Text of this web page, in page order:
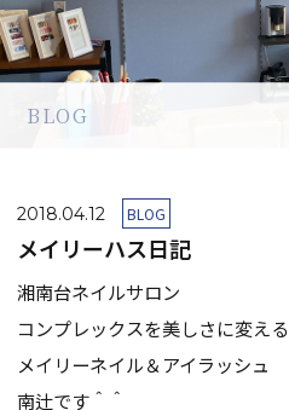
BLOG
2018.04.12 BLOG
メイリーハス日記
湘南台ネイルサロン
コンプレックスを美しさに変える
メイリーネイル＆アイラッシュ
南辻です＾＾